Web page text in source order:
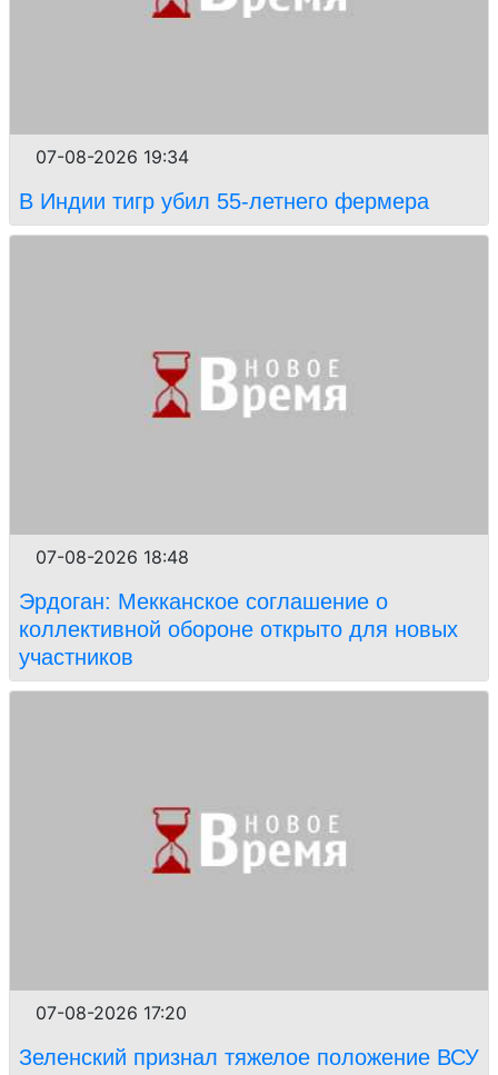
07-08-2026 19:34
В Индии тигр убил 55-летнего фермера
07-08-2026 18:48
Эрдоган: Мекканское соглашение о
коллективной обороне открыто для новых
участников
07-08-2026 17:20
Зеленский признал тяжелое положение ВСУ